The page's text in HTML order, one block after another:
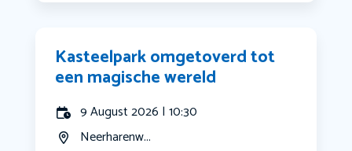
Kasteelpark omgetoverd tot
een magische wereld
9 August 2026 | 10:30
Neerharenw...